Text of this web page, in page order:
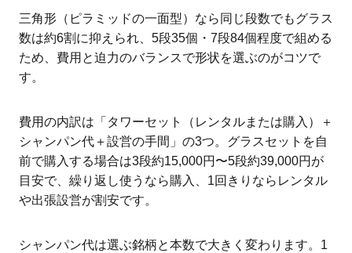
三角形（ピラミッドの一面型）なら同じ段数でもグラス
数は約6割に抑えられ、5段35個・7段84個程度で組める
ため、費用と迫力のバランスで形状を選ぶのがコツで
す。
費用の内訳は「タワーセット（レンタルまたは購入）＋
シャンパン代＋設営の手間」の3つ。グラスセットを自
前で購入する場合は3段約15,000円〜5段約39,000円が
目安で、繰り返し使うなら購入、1回きりならレンタル
や出張設営が割安です。
シャンパン代は選ぶ銘柄と本数で大きく変わります。1